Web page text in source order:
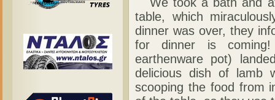
table, which
dinner was over, they
for dinner is coming!
earthenware pot)
delicious dish of lamb
scooping the food from